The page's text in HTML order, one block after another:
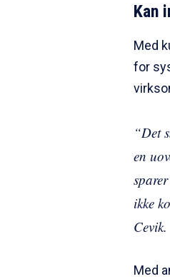
Kan
Med
for
“Det
en
ikke
Cevik.
Med